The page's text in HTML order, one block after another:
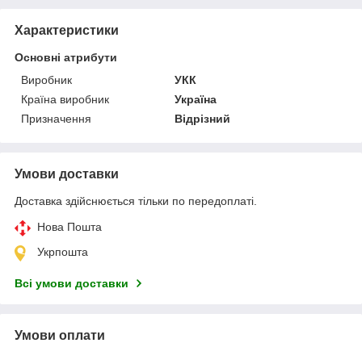
Характеристики
Основні атрибути
Виробник
УКК
Країна виробник
Україна
Призначення
Відрізний
Умови доставки
Доставка здійснюється тільки по передоплаті.
Нова Пошта
Укрпошта
Всі умови доставки
Умови оплати